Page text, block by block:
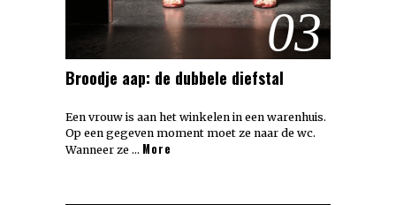
03
Broodje aap: de dubbele diefstal
Een vrouw is aan het winkelen in een warenhuis.
Op een gegeven moment moet ze naar de wc.
Wanneer ze … More